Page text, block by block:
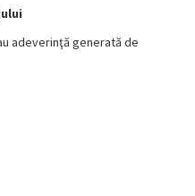
adeverinţă generată de